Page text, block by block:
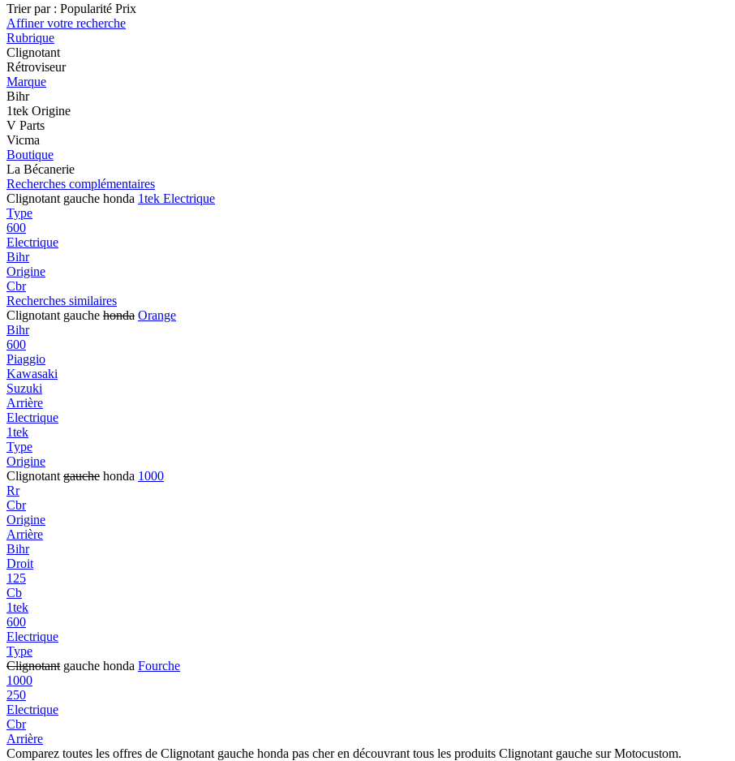
Trier par : Popularité Prix
Affiner votre recherche
Rubrique
Clignotant
Rétroviseur
Marque
Bihr
1tek Origine
V Parts
Vicma
Boutique
La Bécanerie
Recherches complémentaires
Clignotant gauche honda 1tek Electrique
Type
600
Electrique
Bihr
Origine
Cbr
Recherches similaires
Clignotant gauche honda Orange
Bihr
600
Piaggio
Kawasaki
Suzuki
Arrière
Electrique
1tek
Type
Origine
Clignotant gauche honda 1000
Rr
Cbr
Origine
Arrière
Bihr
Droit
125
Cb
1tek
600
Electrique
Type
Clignotant gauche honda Fourche
1000
250
Electrique
Cbr
Arrière
Comparez toutes les offres de Clignotant gauche honda pas cher en découvrant tous les produits Clignotant gauche sur Motocustom.